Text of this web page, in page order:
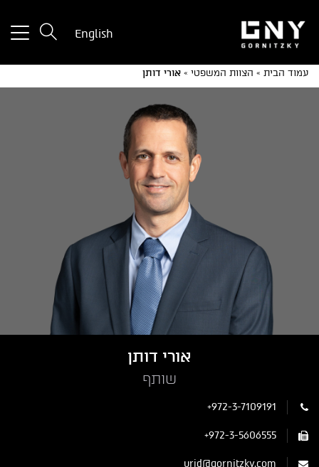
English
עמוד הבית » הצוות המשפטי » אורי דותן
אורי דותן
שותף
+972-3-7109191
+972-3-5606555
urid@gornitzky.com